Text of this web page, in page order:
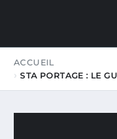
ACCUEIL
STA PORTAGE : LE